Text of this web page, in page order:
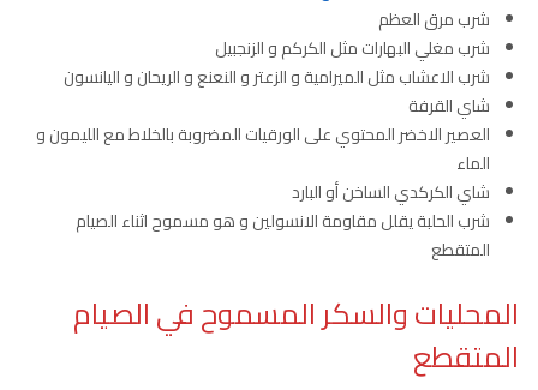
شرب مرق العظم
شرب مغلي البهارات مثل الكركم و الزنجبيل
شرب الاعشاب مثل الميرامية و الزعتر و النعنع و الريحان و اليانسون
شاي القرفة
العصير الاخضر المحتوي على الورقيات المضروبة بالخلاط مع الليمون و
الماء
شاي الكركدي الساخن أو البارد
شرب الحلبة يقلل مقاومة الانسولين و هو مسموح اثناء الصيام
المتقطع
المحليات والسكر المسموح في الصيام
المتقطع